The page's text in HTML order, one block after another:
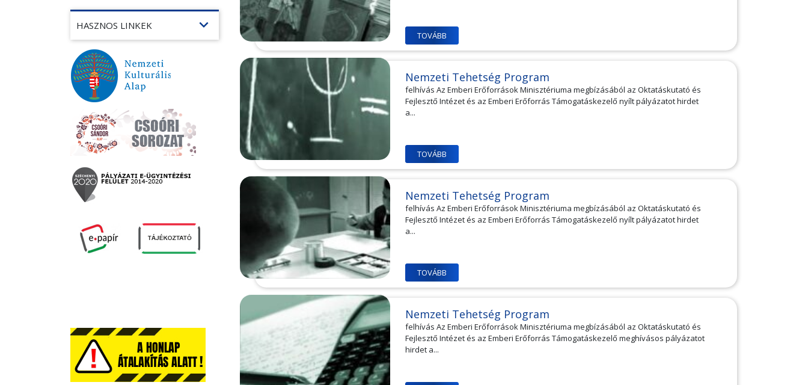
HASZNOS LINKEK expand_more
TOVÁBB
Nemzeti Tehetség Program
felhívás Az Emberi Erőforrások Minisztériuma megbízásából az Oktatáskutató és
Fejlesztő Intézet és az Emberi Erőforrás Támogatáskezelő nyílt pályázatot hirdet
a...
TOVÁBB
Nemzeti Tehetség Program
felhívás Az Emberi Erőforrások Minisztériuma megbízásából az Oktatáskutató és
Fejlesztő Intézet és az Emberi Erőforrás Támogatáskezelő nyílt pályázatot hirdet
a...
TOVÁBB
Nemzeti Tehetség Program
felhívás Az Emberi Erőforrások Minisztériuma megbízásából az Oktatáskutató és
Fejlesztő Intézet és az Emberi Erőforrás Támogatáskezelő meghívásos pályázatot
hirdet a...